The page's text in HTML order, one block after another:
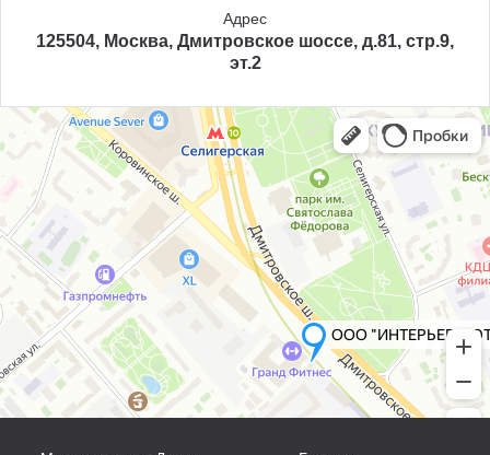
Адрес
125504, Москва, Дмитровское шоссе, д.81, стр.9,
эт.2